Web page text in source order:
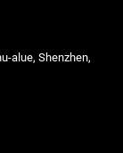
alue, Shenzhen,